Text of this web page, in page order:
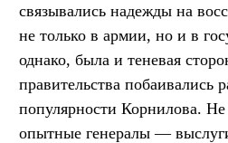
связывались надежды на
не только в армии, но и в
однако, была и теневая
правительства побаивались
популярности Корнилова.
опытные генералы —